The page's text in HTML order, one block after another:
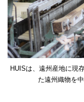
HUISは、遠州産地に現
た遠州織物を